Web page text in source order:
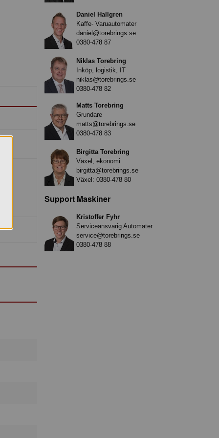
Daniel Hallgren
Kaffe- Varuautomater
daniel@torebrings.se
0380-478 87
Niklas Torebring
Inköp, logistik, IT
niklas@torebrings.se
0380-478 82
Matts Torebring
Grundare
matts@torebrings.se
0380-478 83
Birgitta Torebring
Växel, ekonomi
birgitta@torebrings.se
Växel: 0380-478 80
Support Maskiner
Kristoffer Fyhr
Serviceansvarig Automater
service@torebrings.se
0380-478 88